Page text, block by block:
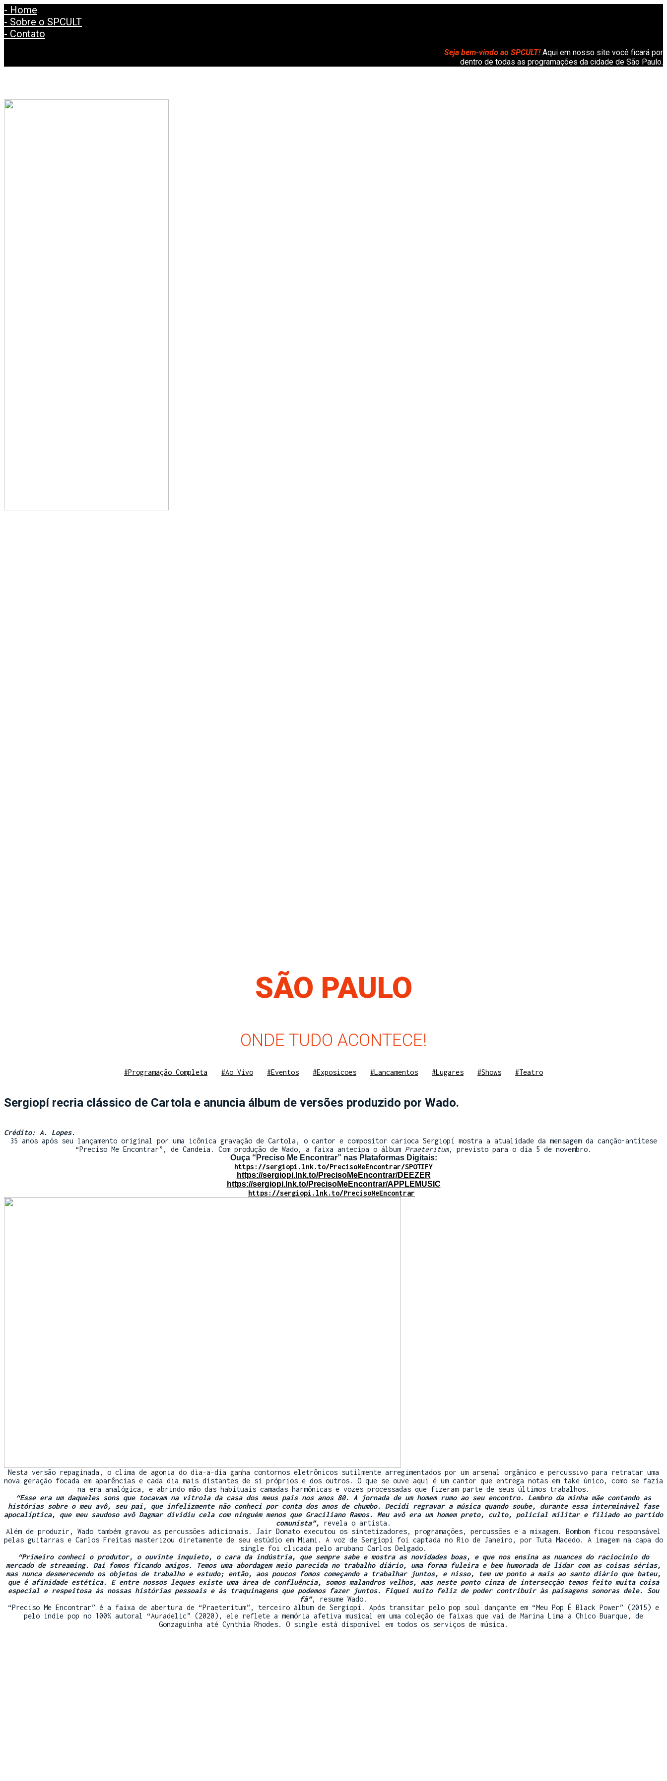
- Home
- Sobre o SPCULT
- Contato
Seja bem-vindo ao SPCULT! Aqui em nosso site você ficará por
dentro de todas as programações da cidade de São Paulo.
SÃO PAULO
ONDE TUDO ACONTECE!
#Programação Completa #Ao Vivo #Eventos #Exposicoes #Lancamentos #Lugares #Shows #Teatro
Sergiopí recria clássico de Cartola e anuncia álbum de versões produzido por Wado.
Crédito: A. Lopes.
35 anos após seu lançamento original por uma icônica gravação de Cartola, o cantor e compositor carioca Sergiopí mostra a atualidade da mensagem da canção-antítese
“Preciso Me Encontrar”, de Candeia. Com produção de Wado, a faixa antecipa o álbum Praeteritum, previsto para o dia 5 de novembro.
Ouça “Preciso Me Encontrar” nas Plataformas Digitais:
https://sergiopi.lnk.to/PrecisoMeEncontrar/SPOTIFY
https://sergiopi.lnk.to/PrecisoMeEncontrar/DEEZER
https://sergiopi.lnk.to/PrecisoMeEncontrar/APPLEMUSIC
https://sergiopi.lnk.to/PrecisoMeEncontrar
Nesta versão repaginada, o clima de agonia do dia-a-dia ganha contornos eletrônicos sutilmente arregimentados por um arsenal orgânico e percussivo para retratar uma
nova geração focada em aparências e cada dia mais distantes de si próprios e dos outros. O que se ouve aqui é um cantor que entrega notas em take único, como se fazia
na era analógica, e abrindo mão das habituais camadas harmônicas e vozes processadas que fizeram parte de seus últimos trabalhos.
“Esse era um daqueles sons que tocavam na vitrola da casa dos meus pais nos anos 80. A jornada de um homem rumo ao seu encontro. Lembro da minha mãe contando as
histórias sobre o meu avô, seu pai, que infelizmente não conheci por conta dos anos de chumbo. Decidi regravar a música quando soube, durante essa interminável fase
apocalíptica, que meu saudoso avô Dagmar dividiu cela com ninguém menos que Graciliano Ramos. Meu avô era um homem preto, culto, policial militar e filiado ao partido
comunista”,
revela o artista.
Além de produzir, Wado também gravou as percussões adicionais. Jair Donato executou os sintetizadores, programações, percussões e a mixagem. Bombom ficou responsável
pelas guitarras e Carlos Freitas masterizou diretamente de seu estúdio em Miami. A voz de Sergiopí foi captada no Rio de Janeiro, por Tuta Macedo. A imagem na capa do
single foi clicada pelo arubano Carlos Delgado.
“Primeiro conheci o produtor, o ouvinte inquieto, o cara da indústria, que sempre sabe e mostra as novidades boas, e que nos ensina as nuances do raciocínio do
mercado de streaming. Daí fomos ficando amigos. Temos uma abordagem meio parecida no trabalho diário, uma forma fuleira e bem humorada de lidar com as coisas sérias,
mas nunca desmerecendo os objetos de trabalho e estudo; então, aos poucos fomos começando a trabalhar juntos, e nisso, tem um ponto a mais ao santo diário que bateu,
que é afinidade estética. E entre nossos leques existe uma área de confluência, somos malandros velhos, mas neste ponto cinza de intersecção temos feito muita coisa
especial e respeitosa às nossas histórias pessoais e às traquinagens que podemos fazer juntos. Fiquei muito feliz de poder contribuir às paisagens sonoras dele. Sou
fã”, resume Wado.
“Preciso Me Encontrar” é a faixa de abertura de “Praeteritum”, terceiro álbum de Sergiopí. Após transitar pelo pop soul dançante em “Meu Pop É Black Power” (2015) e
pelo indie pop no 100% autoral “Auradelic” (2020), ele reflete a memória afetiva musical em uma coleção de faixas que vai de Marina Lima a Chico Buarque, de
Gonzaguinha até Cynthia Rhodes. O single está disponível em todos os serviços de música.